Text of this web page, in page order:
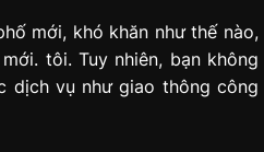
mới, khó khăn như thế nào,
tôi. Tuy nhiên, bạn không
dịch vụ như giao thông công